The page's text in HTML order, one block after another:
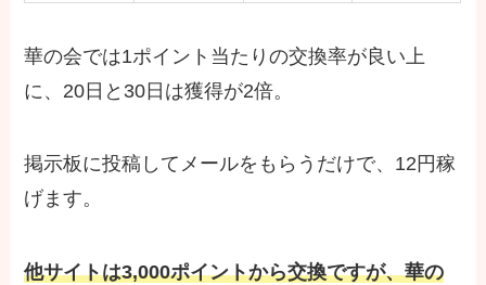
華の会では1ポイント当たりの交換率が良い上
に、20日と30日は獲得が2倍。
掲示板に投稿してメールをもらうだけで、12円稼
げます。
他サイトは3,000ポイントから交換ですが、華の